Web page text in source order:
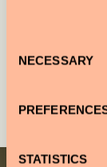
Selection
NECESSARY
STATISTICS